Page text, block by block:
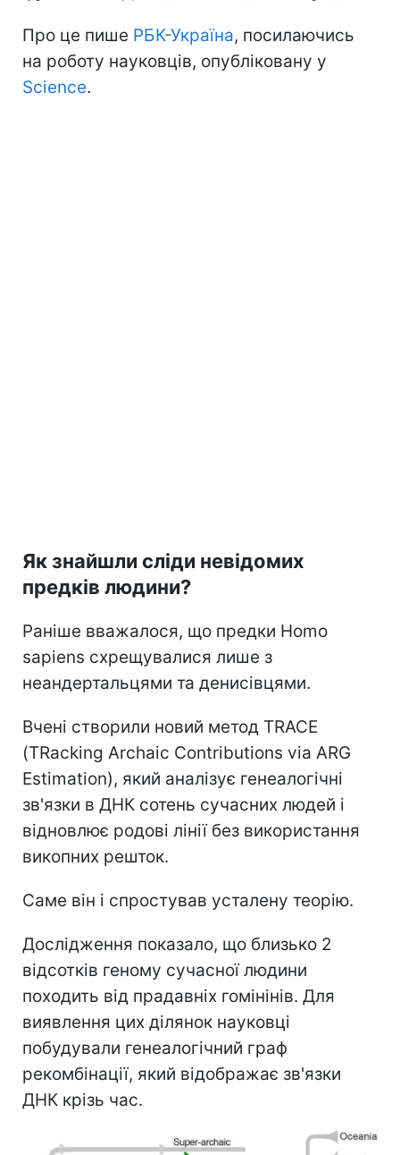
Про це пише РБК-Україна, посилаючись
на роботу науковців, опубліковану у
Science.
Як знайшли сліди невідомих
предків людини?
Раніше вважалося, що предки Homo
sapiens схрещувалися лише з
неандертальцями та денисівцями.
Вчені створили новий метод TRACE
(TRacking Archaic Contributions via ARG
Estimation), який аналізує генеалогічні
зв'язки в ДНК сотень сучасних людей і
відновлює родові лінії без використання
викопних решток.
Саме він і спростував усталену теорію.
Дослідження показало, що близько 2
відсотків геному сучасної людини
походить від прадавніх гомінінів. Для
виявлення цих ділянок науковці
побудували генеалогічний граф
рекомбінації, який відображає зв'язки
ДНК крізь час.